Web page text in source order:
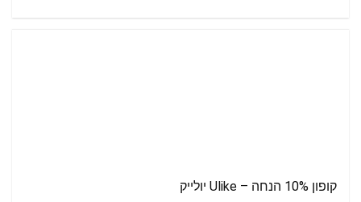
קופון 10% הנחה – Ulike יולייק